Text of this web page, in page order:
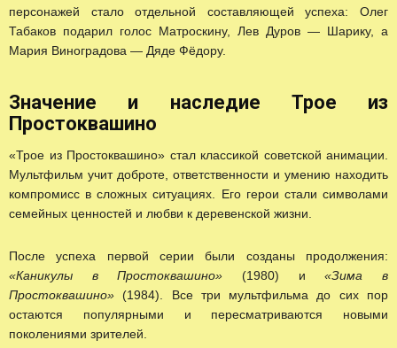
персонажей стало отдельной составляющей успеха: Олег
Табаков подарил голос Матроскину, Лев Дуров — Шарику, а
Мария Виноградова — Дяде Фёдору.
Значение и наследие Трое из
Простоквашино
«Трое из Простоквашино» стал классикой советской анимации.
Мультфильм учит доброте, ответственности и умению находить
компромисс в сложных ситуациях. Его герои стали символами
семейных ценностей и любви к деревенской жизни.
После успеха первой серии были созданы продолжения:
«Каникулы в Простоквашино» (1980) и«Зима в
Простоквашино» (1984). Все три мультфильма до сих пор
остаются популярными и пересматриваются новыми
поколениями зрителей.